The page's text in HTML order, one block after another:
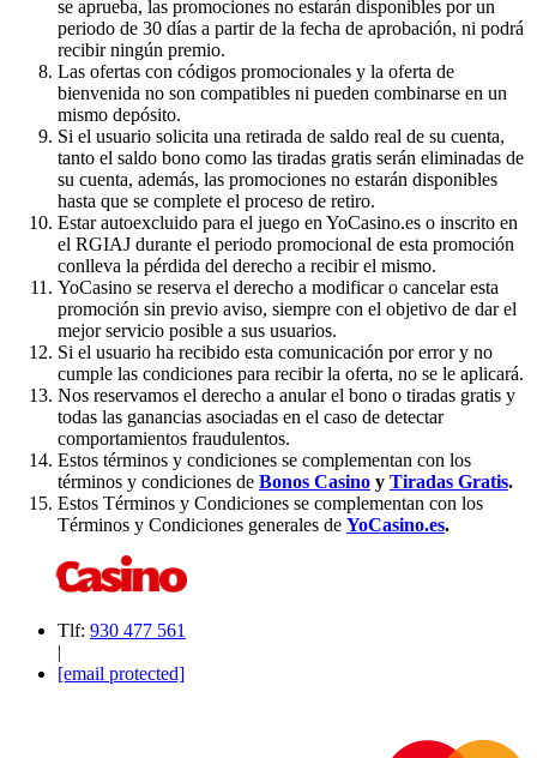
se aprueba, las promociones no estarán disponibles por un
periodo de 30 días a partir de la fecha de aprobación, ni podrá
recibir ningún premio.
Las ofertas con códigos promocionales y la oferta de
bienvenida no son compatibles ni pueden combinarse en un
mismo depósito.
Si el usuario solicita una retirada de saldo real de su cuenta,
tanto el saldo bono como las tiradas gratis serán eliminadas de
su cuenta, además, las promociones no estarán disponibles
hasta que se complete el proceso de retiro.
Estar autoexcluido para el juego en YoCasino.es o inscrito en
el RGIAJ durante el periodo promocional de esta promoción
conlleva la pérdida del derecho a recibir el mismo.
YoCasino se reserva el derecho a modificar o cancelar esta
promoción sin previo aviso, siempre con el objetivo de dar el
mejor servicio posible a sus usuarios.
Si el usuario ha recibido esta comunicación por error y no
cumple las condiciones para recibir la oferta, no se le aplicará.
Nos reservamos el derecho a anular el bono o tiradas gratis y
todas las ganancias asociadas en el caso de detectar
comportamientos fraudulentos.
Estos términos y condiciones se complementan con los
términos y condiciones de Bonos Casino y Tiradas Gratis.
Estos Términos y Condiciones se complementan con los
Términos y Condiciones generales de YoCasino.es.
Tlf: 930 477 561
|
[email protected]